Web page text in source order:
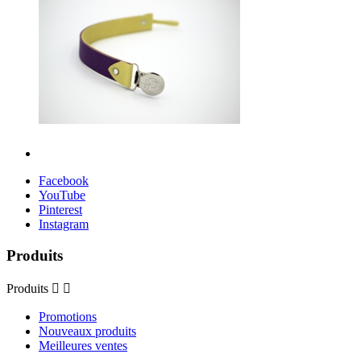
Facebook
YouTube
Pinterest
Instagram
Produits
Produits  
Promotions
Nouveaux produits
Meilleures ventes